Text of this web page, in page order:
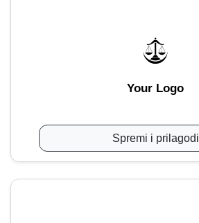
Your Logo
Spremi i prilagodi